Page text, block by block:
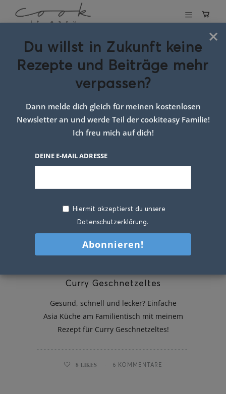
Schlagwort:Curry
geschnetzeltes
mit Huhn und
Gemüse
Curry Geschnetzeltes
Gesund, schnell und lecker? Einfache
Asia Küche am Familientisch mit meinem
Rezept für Curry Geschnetzeltes!
8 LIKES 6 KOMMENTARE
×
Du willst in Zukunft keine
Rezepte und Beiträge mehr
verpassen?
Dann melde dich gleich für meinen kostenlosen
Newsletter an und werde Teil der cookiteasy Familie!
Ich freu mich auf dich!
DEINE E-MAIL ADRESSE
Hiermit akzeptierst du unsere
Datenschutzerklärung.